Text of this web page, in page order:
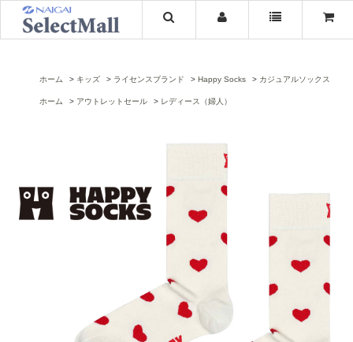
ホーム キッズ ライセンスブランド Happy Socks カジュアルソックス
ホーム アウトレットセール レディース（婦人）